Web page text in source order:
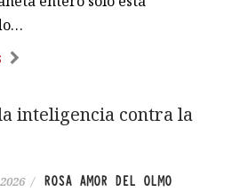
inteligencia contra la
/ ROSA AMOR DEL OLMO